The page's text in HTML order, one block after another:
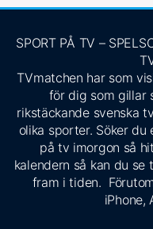
SPORT PÅ TV –
TVmatchen har som
för dig som gillar
rikstäckande svenska
olika sporter. Söker
på tv imorgon så
kalendern så kan du
fram i tiden.
iPhone,